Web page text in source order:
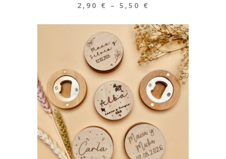
2,90 € – 5,50 €